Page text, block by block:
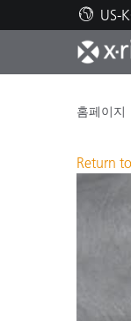
US-
주
인
기
교
홈페이지
Return